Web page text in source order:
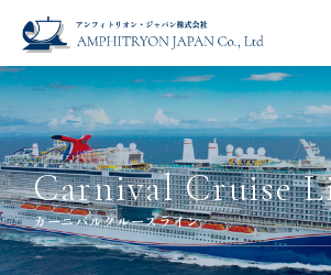
Carnival Cruise L
カーニバルクルーズライン